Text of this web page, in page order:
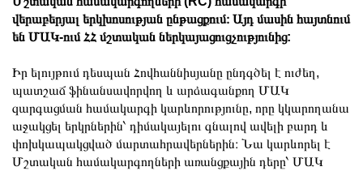
վերաբերյալ երկխոսության ընթացքում։ Այդ մասին հայտնում
են ՄԱԿ-ում ՀՀ մշտական ներկայացուցչությունից:
Իր ելույթում դեսպան Հովհաննիսյանը ընդգծել է ուժեղ,
պատշաճ ֆինանսավորվող և արձագանքող ՄԱԿ
զարգացման համակարգի կարևորությունը, որը կկարողանա
աջակցել երկրներին՝ դիմակայելու գնալով ավելի բարդ և
փոխկապակցված մարտահրավերներին։ Նա կարևորել է
Մշտական համակարգողների առանցքային դերը՝ ՄԱԿ